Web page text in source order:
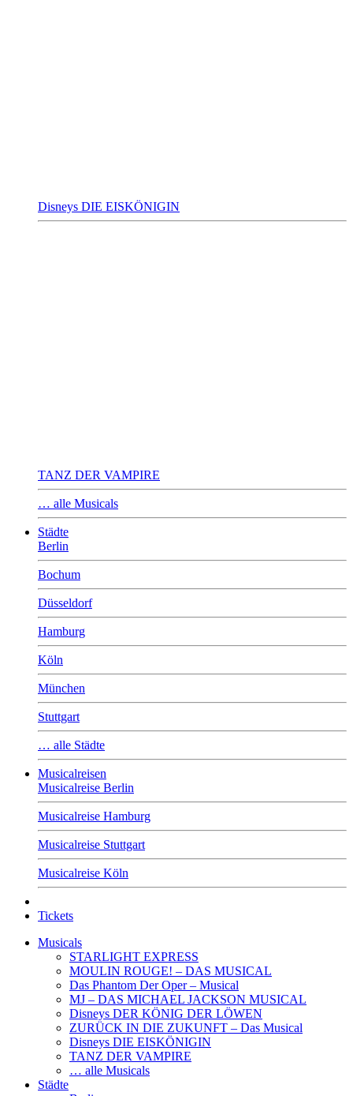
Disneys DIE EISKÖNIGIN
TANZ DER VAMPIRE
… alle Musicals
Städte
Berlin
Bochum
Düsseldorf
Hamburg
Köln
München
Stuttgart
… alle Städte
Musicalreisen
Musicalreise Berlin
Musicalreise Hamburg
Musicalreise Stuttgart
Musicalreise Köln
Tickets
Musicals
STARLIGHT EXPRESS
MOULIN ROUGE! – DAS MUSICAL
Das Phantom Der Oper – Musical
MJ – DAS MICHAEL JACKSON MUSICAL
Disneys DER KÖNIG DER LÖWEN
ZURÜCK IN DIE ZUKUNFT – Das Musical
Disneys DIE EISKÖNIGIN
TANZ DER VAMPIRE
… alle Musicals
Städte